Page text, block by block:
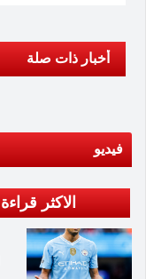
أخبار ذات صلة
فيديو
الاكثر قراءة